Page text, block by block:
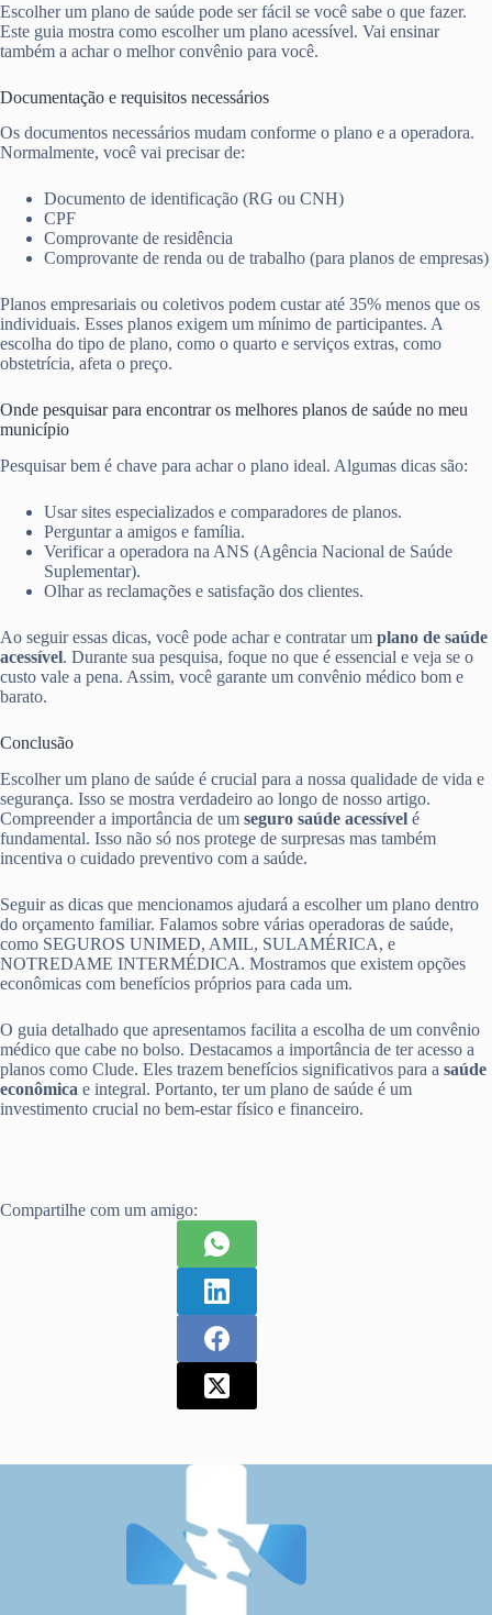
Escolher um plano de saúde pode ser fácil se você sabe o que fazer.
Este guia mostra como escolher um plano acessível. Vai ensinar
também a achar o melhor convênio para você.
Documentação e requisitos necessários
Os documentos necessários mudam conforme o plano e a operadora.
Normalmente, você vai precisar de:
Documento de identificação (RG ou CNH)
CPF
Comprovante de residência
Comprovante de renda ou de trabalho (para planos de empresas)
Planos empresariais ou coletivos podem custar até 35% menos que os
individuais. Esses planos exigem um mínimo de participantes. A
escolha do tipo de plano, como o quarto e serviços extras, como
obstetrícia, afeta o preço.
Onde pesquisar para encontrar os melhores planos de saúde no meu
município
Pesquisar bem é chave para achar o plano ideal. Algumas dicas são:
Usar sites especializados e comparadores de planos.
Perguntar a amigos e família.
Verificar a operadora na ANS (Agência Nacional de Saúde
Suplementar).
Olhar as reclamações e satisfação dos clientes.
Ao seguir essas dicas, você pode achar e contratar um plano de saúde
acessível. Durante sua pesquisa, foque no que é essencial e veja se o
custo vale a pena. Assim, você garante um convênio médico bom e
barato.
Conclusão
Escolher um plano de saúde é crucial para a nossa qualidade de vida e
segurança. Isso se mostra verdadeiro ao longo de nosso artigo.
Compreender a importância de um seguro saúde acessível é
fundamental. Isso não só nos protege de surpresas mas também
incentiva o cuidado preventivo com a saúde.
Seguir as dicas que mencionamos ajudará a escolher um plano dentro
do orçamento familiar. Falamos sobre várias operadoras de saúde,
como SEGUROS UNIMED, AMIL, SULAMÉRICA, e
NOTREDAME INTERMÉDICA. Mostramos que existem opções
econômicas com benefícios próprios para cada um.
O guia detalhado que apresentamos facilita a escolha de um convênio
médico que cabe no bolso. Destacamos a importância de ter acesso a
planos como Clude. Eles trazem benefícios significativos para a saúde
econômica e integral. Portanto, ter um plano de saúde é um
investimento crucial no bem-estar físico e financeiro.
Compartilhe com um amigo: